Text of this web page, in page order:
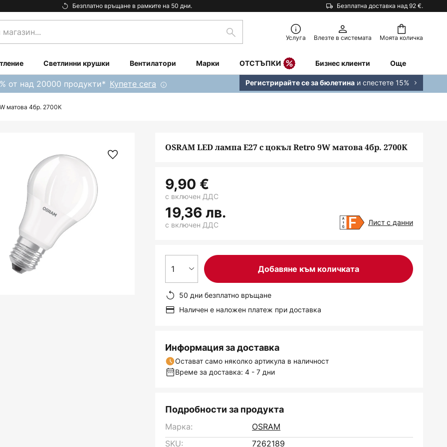
Безплатно връщане в рамките на 50 дни. Безплатна доставка над 92 €.
Моята количка
Търсене Услуга Влезте в системата
Светлинни крушки Вентилатори Марки ОТСТЪПКИ Бизнес клиенти Още
от над 20000 продукти* Купете сега Регистрирайте се за бюлетина и спестете 15%
матова 4бр. 2700К
OSRAM LED лампа E27 с цокъл Retro 9W матова 4бр. 2700К
9,90 €
19,36 лв.
с включен ДДС
с включен ДДС Лист с данни
1 Добавяне към количката
50 дни безплатно връщане
Наличен е наложен платеж при доставка
Информация за доставка
Остават само няколко артикула в наличност
Време за доставка: 4 - 7 дни
Подробности за продукта
Марка:
OSRAM
SKU:
7262189